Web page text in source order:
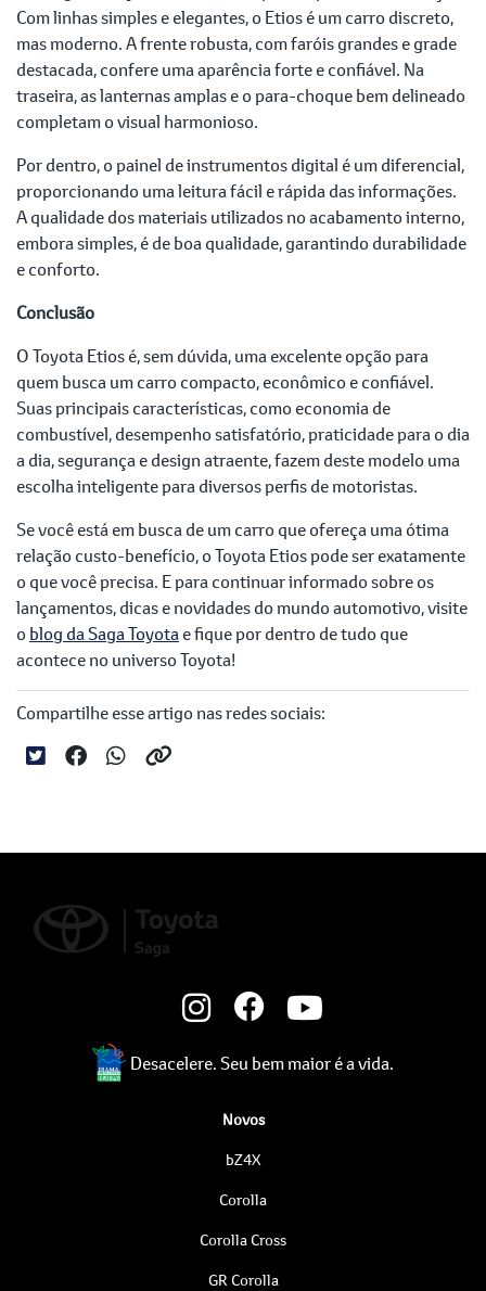
Com linhas simples e elegantes, o Etios é um carro discreto,
mas moderno. A frente robusta, com faróis grandes e grade
destacada, confere uma aparência forte e confiável. Na
traseira, as lanternas amplas e o para-choque bem delineado
completam o visual harmonioso.
Por dentro, o painel de instrumentos digital é um diferencial,
proporcionando uma leitura fácil e rápida das informações.
A qualidade dos materiais utilizados no acabamento interno,
embora simples, é de boa qualidade, garantindo durabilidade
e conforto.
Conclusão
O Toyota Etios é, sem dúvida, uma excelente opção para
quem busca um carro compacto, econômico e confiável.
Suas principais características, como economia de
combustível, desempenho satisfatório, praticidade para o dia
a dia, segurança e design atraente, fazem deste modelo uma
escolha inteligente para diversos perfis de motoristas.
Se você está em busca de um carro que ofereça uma ótima
relação custo-benefício, o Toyota Etios pode ser exatamente
o que você precisa. E para continuar informado sobre os
lançamentos, dicas e novidades do mundo automotivo, visite
o blog da Saga Toyotae fique por dentro de tudo que
acontece no universo Toyota!
Compartilhe esse artigo nas redes sociais:
Desacelere. Seu bem maior é a vida.
Novos
bZ4X
Corolla
Corolla Cross
GR Corolla